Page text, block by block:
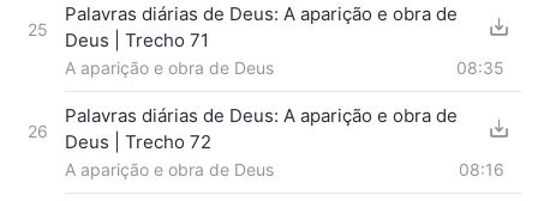
25
Palavras diárias de Deus: A aparição e obra de
Deus | Trecho 71
A aparição e obra de Deus 08:35
26
Palavras diárias de Deus: A aparição e obra de
Deus | Trecho 72
A aparição e obra de Deus 08:16